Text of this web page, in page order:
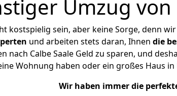
Umzug von
kostspielig sein, aber keine Sorge, denn
und arbeiten stets daran, Ihnen die
nach Calbe Saale Geld zu sparen, und
Wohnung haben oder ein großes Haus
Wir haben immer die